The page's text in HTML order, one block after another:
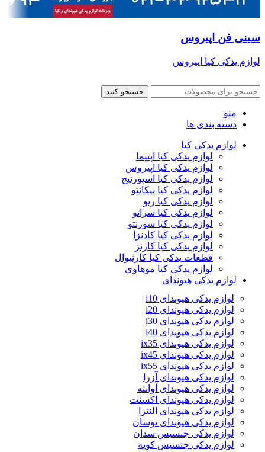
سینی فن اپیروس
لوازم یدکی کیا اپیروس
جستجو کنید
منو
دسته بندی ها
لوازم یدکی کیا
لوازم یدکی کیا اپتیما
لوازم یدکی کیا اپیروس
لوازم یدکی کیا اسپورتیج
لوازم یدکی کیا پیکانتو
لوازم یدکی کیا ریو
لوازم یدکی کیا سراتو
لوازم یدکی کیا سورنتو
لوازم یدکی کیا کادنزا
لوازم یدکی کیا کارنز
قطعات یدکی کیا کارنیوال
لوازم یدکی کیا موهاوی
لوازم یدکی هیوندای
لوازم یدکی هیوندای i10
لوازم یدکی هیوندای i20
لوازم یدکی هیوندای i30
لوازم یدکی هیوندای i40
لوازم یدکی هیوندای ix35
لوازم یدکی هیوندای ix45
لوازم یدکی هیوندای ix55
لوازم یدکی هیوندای آزرا
لوازم یدکی هیوندای آوانته
لوازم یدکی هیوندای اکسنت
لوازم یدکی هیوندای النترا
لوازم یدکی هیوندای توسان
لوازم یدکی جنسیس سدان
لوازم یدکی جنسیس کوپه